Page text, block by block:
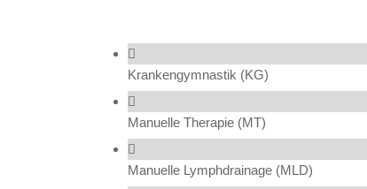
Krankengymnastik (KG)
Manuelle Therapie (MT)
Manuelle Lymphdrainage (MLD)